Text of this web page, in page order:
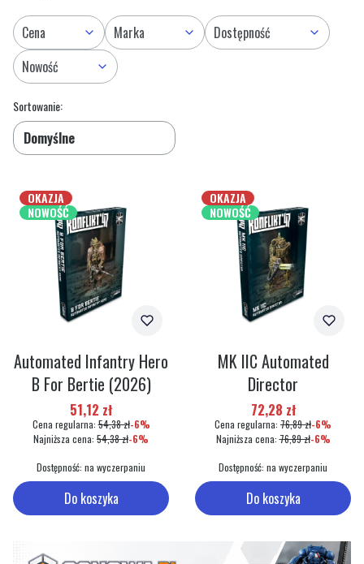
Cena Marka
Dostępność
Nowość
Koniec filtrów
Lista produktów
Sortowanie:
Domyślne
OKAZJA
NOWOŚĆ
Do koszyka
Automated Infantry Hero
B For Bertie (2026)
Cena promocyjna
51,12 zł
Cena regularna: 54,38 zł-6%
Najniższa cena: 54,38 zł-6%
Dostępność: na wyczerpaniu
OKAZJA
NOWOŚĆ
Do koszyka
MK IIC Automated
Director
Cena promocyjna
72,28 zł
Cena regularna: 76,89 zł-6%
Najniższa cena: 76,89 zł-6%
Dostępność: na wyczerpaniu